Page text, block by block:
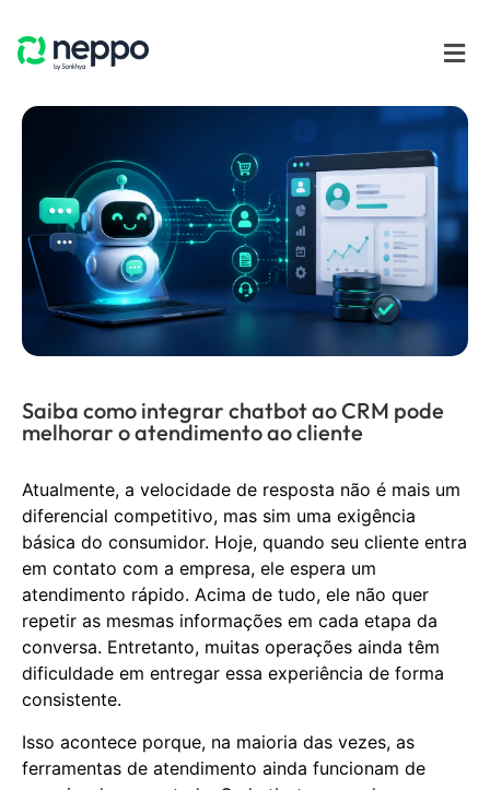
Saiba como integrar chatbot ao CRM pode
melhorar o atendimento ao cliente
Atualmente, a velocidade de resposta não é mais um
diferencial competitivo, mas sim uma exigência
básica do consumidor. Hoje, quando seu cliente entra
em contato com a empresa, ele espera um
atendimento rápido. Acima de tudo, ele não quer
repetir as mesmas informações em cada etapa da
conversa. Entretanto, muitas operações ainda têm
dificuldade em entregar essa experiência de forma
consistente.
Isso acontece porque, na maioria das vezes, as
ferramentas de atendimento ainda funcionam de